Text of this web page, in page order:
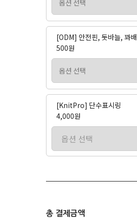
[ODM] 안전핀, 돗바늘, 꽈
500원
[KnitPro] 단수표시링
4,000원
총 결제금액